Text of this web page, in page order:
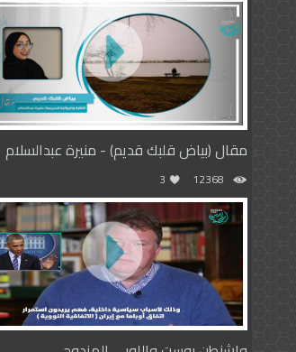
مقال (بياض قلبك قديم) - منيرة عبدالسلام
12368
3